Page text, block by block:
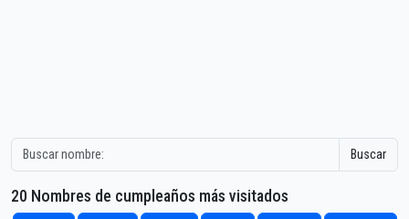
Buscar
20 Nombres de cumpleaños más visitados